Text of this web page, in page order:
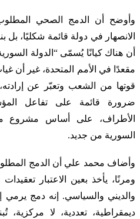
وأوضح أن الدمج الصحي
الانصهار في دولة قائمة شكليًا،
أن هناك كيانًا يُسمّى “الدولة
مقعدًا في الأمم المتحدة، غير أن
قوتها من الشعب وتعبّر عن
ضرورة قائمة على تفاعل
الأطراف، على أساس مشروع
السورية من جديد.
وأضاف محمد علي أن الدمج المطلوب
ومرنًا، يأخذ بعين الاعتبار
والديني والسياسي. إنه دمج يرمي
ديمقراطية، تعددية، لا مركزية،